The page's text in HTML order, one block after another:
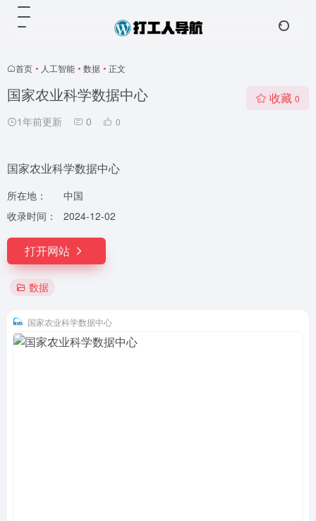
首页 • 人工智能 • 数据 • 正文
国家农业科学数据中心
1年前更新 0 0
收藏 0
国家农业科学数据中心
所在地：
中国
收录时间：
2024-12-02
打开网站
数据
国家农业科学数据中心